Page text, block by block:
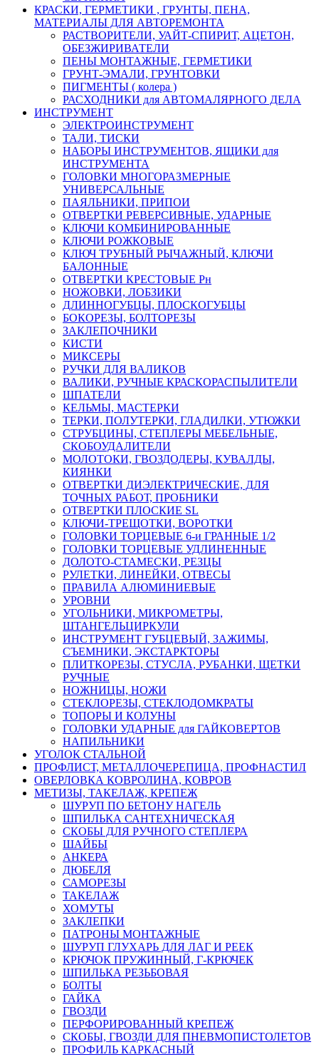
КРАСКИ, ГЕРМЕТИКИ , ГРУНТЫ, ПЕНА,
МАТЕРИАЛЫ ДЛЯ АВТОРЕМОНТА
РАСТВОРИТЕЛИ, УАЙТ-СПИРИТ, АЦЕТОН,
ОБЕЗЖИРИВАТЕЛИ
ПЕНЫ МОНТАЖНЫЕ, ГЕРМЕТИКИ
ГРУНТ-ЭМАЛИ, ГРУНТОВКИ
ПИГМЕНТЫ ( колера )
РАСХОДНИКИ для АВТОМАЛЯРНОГО ДЕЛА
ИНСТРУМЕНТ
ЭЛЕКТРОИНСТРУМЕНТ
ТАЛИ, ТИСКИ
НАБОРЫ ИНСТРУМЕНТОВ, ЯЩИКИ для
ИНСТРУМЕНТА
ГОЛОВКИ МНОГОРАЗМЕРНЫЕ
УНИВЕРСАЛЬНЫЕ
ПАЯЛЬНИКИ, ПРИПОИ
ОТВЕРТКИ РЕВЕРСИВНЫЕ, УДАРНЫЕ
КЛЮЧИ КОМБИНИРОВАННЫЕ
КЛЮЧИ РОЖКОВЫЕ
КЛЮЧ ТРУБНЫЙ РЫЧАЖНЫЙ, КЛЮЧИ
БАЛОННЫЕ
ОТВЕРТКИ КРЕСТОВЫЕ Рн
НОЖОВКИ, ЛОБЗИКИ
ДЛИННОГУБЦЫ, ПЛОСКОГУБЦЫ
БОКОРЕЗЫ, БОЛТОРЕЗЫ
ЗАКЛЕПОЧНИКИ
КИСТИ
МИКСЕРЫ
РУЧКИ ДЛЯ ВАЛИКОВ
ВАЛИКИ, РУЧНЫЕ КРАСКОРАСПЫЛИТЕЛИ
ШПАТЕЛИ
КЕЛЬМЫ, МАСТЕРКИ
ТЕРКИ, ПОЛУТЕРКИ, ГЛАДИЛКИ, УТЮЖКИ
СТРУБЦИНЫ, СТЕПЛЕРЫ МЕБЕЛЬНЫЕ,
СКОБОУДАЛИТЕЛИ
МОЛОТОКИ, ГВОЗДОДЕРЫ, КУВАЛДЫ,
КИЯНКИ
ОТВЕРТКИ ДИЭЛЕКТРИЧЕСКИЕ, ДЛЯ
ТОЧНЫХ РАБОТ, ПРОБНИКИ
ОТВЕРТКИ ПЛОСКИЕ SL
КЛЮЧИ-ТРЕЩОТКИ, ВОРОТКИ
ГОЛОВКИ ТОРЦЕВЫЕ 6-и ГРАННЫЕ 1/2
ГОЛОВКИ ТОРЦЕВЫЕ УДЛИНЕННЫЕ
ДОЛОТО-СТАМЕСКИ, РЕЗЦЫ
РУЛЕТКИ, ЛИНЕЙКИ, ОТВЕСЫ
ПРАВИЛА АЛЮМИНИЕВЫЕ
УРОВНИ
УГОЛЬНИКИ, МИКРОМЕТРЫ,
ШТАНГЕЛЬЦИРКУЛИ
ИНСТРУМЕНТ ГУБЦЕВЫЙ, ЗАЖИМЫ,
СЪЕМНИКИ, ЭКСТАРКТОРЫ
ПЛИТКОРЕЗЫ, СТУСЛА, РУБАНКИ, ЩЕТКИ
РУЧНЫЕ
НОЖНИЦЫ, НОЖИ
СТЕКЛОРЕЗЫ, СТЕКЛОДОМКРАТЫ
ТОПОРЫ И КОЛУНЫ
ГОЛОВКИ УДАРНЫЕ для ГАЙКОВЕРТОВ
НАПИЛЬНИКИ
УГОЛОК СТАЛЬНОЙ
ПРОФЛИСТ, МЕТАЛЛОЧЕРЕПИЦА, ПРОФНАСТИЛ
ОВЕРЛОВКА КОВРОЛИНА, КОВРОВ
МЕТИЗЫ, ТАКЕЛАЖ, КРЕПЕЖ
ШУРУП ПО БЕТОНУ НАГЕЛЬ
ШПИЛЬКА САНТЕХНИЧЕСКАЯ
СКОБЫ ДЛЯ РУЧНОГО СТЕПЛЕРА
ШАЙБЫ
АНКЕРА
ДЮБЕЛЯ
САМОРЕЗЫ
ТАКЕЛАЖ
ХОМУТЫ
ЗАКЛЕПКИ
ПАТРОНЫ МОНТАЖНЫЕ
ШУРУП ГЛУХАРЬ ДЛЯ ЛАГ И РЕЕК
КРЮЧОК ПРУЖИННЫЙ, Г-КРЮЧЕК
ШПИЛЬКА РЕЗЬБОВАЯ
БОЛТЫ
ГАЙКА
ГВОЗДИ
ПЕРФОРИРОВАННЫЙ КРЕПЕЖ
СКОБЫ, ГВОЗДИ ДЛЯ ПНЕВМОПИСТОЛЕТОВ
ПРОФИЛЬ КАРКАСНЫЙ